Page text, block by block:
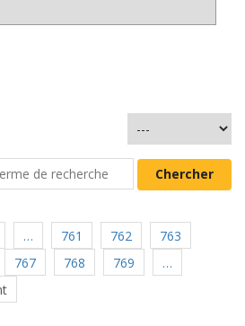
… 761 762
763
767 768 769
…